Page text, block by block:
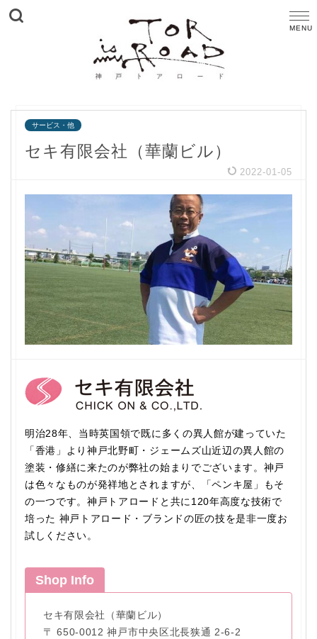
サービス・他
セキ有限会社（華蘭ビル）
2022-01-05
明治28年、当時英国領で既に多くの異人館が建っていた
「香港」より神戸北野町・ジェームズ山近辺の異人館の
塗装・修繕に来たのが弊社の始まりでございます。神戸
は色々なものが発祥地とされますが、「ペンキ屋」もそ
の一つです。神戸トアロードと共に120年高度な技術で
培った 神戸トアロード・ブランドの匠の技を是非一度お
試しください。
Shop Info
セキ有限会社（華蘭ビル）
〒 650-0012 神戸市中央区北長狭通 2-6-2